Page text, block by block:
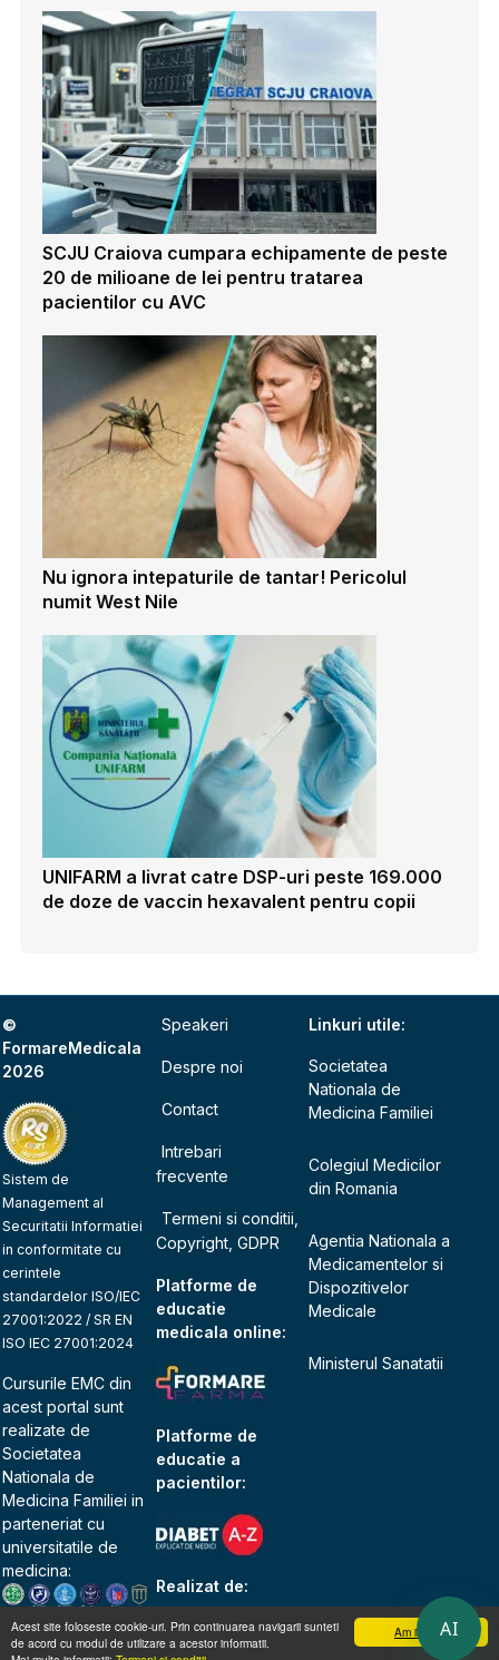
Am inteles
Acest site foloseste cookie-uri. Prin continuarea navigarii sunteti
de acord cu modul de utilizare a acestor informatii.
SCJU Craiova cumpara echipamente de peste
20 de milioane de lei pentru tratarea
pacientilor cu AVC
Nu ignora intepaturile de tantar! Pericolul
numit West Nile
UNIFARM a livrat catre DSP-uri peste 169.000
de doze de vaccin hexavalent pentru copii
©
FormareMedicala
2026
Sistem de
Management al
Securitatii Informatiei
in conformitate cu
cerintele
standardelor ISO/IEC
27001:2022 / SR EN
ISO IEC 27001:2024
Cursurile EMC din
acest portal sunt
realizate de
Societatea
Nationala de
Medicina Familiei in
parteneriat cu
universitatile de
medicina:
Speakeri
Despre noi
Contact
Intrebari
frecvente
Termeni si conditii,
Copyright, GDPR
Platforme de
educatie
medicala online:
Platforme de
educatie a
pacientilor:
Realizat de:
Linkuri utile:
Societatea
Nationala de
Medicina Familiei
Colegiul Medicilor
din Romania
Agentia Nationala a
Medicamentelor si
Dispozitivelor
Medicale
Ministerul Sanatatii
AI